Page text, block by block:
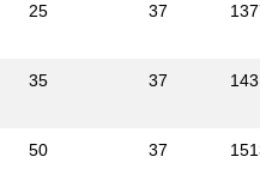
25 37
35 37
50 37